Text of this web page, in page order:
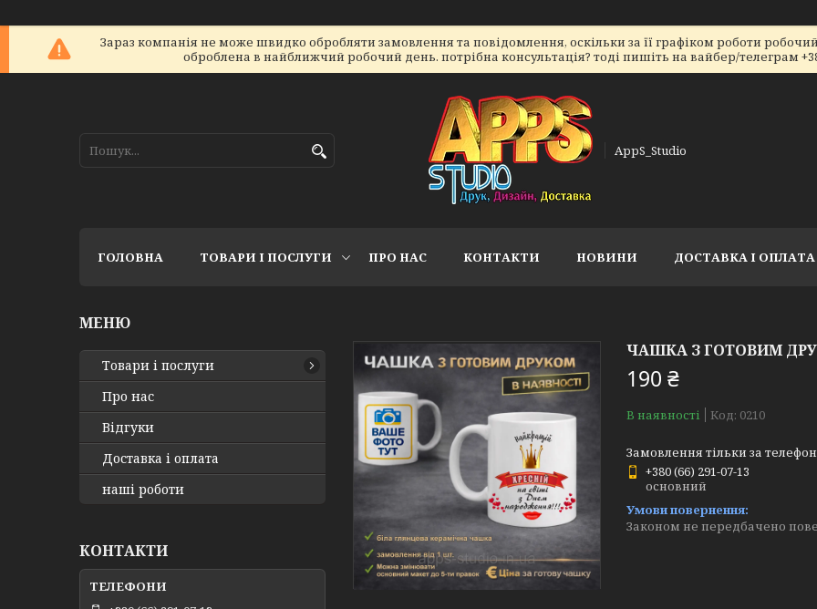
Зараз компанія не може швидко обробляти замовлення та повідомлення, оскільки за її графіком роботи
оброблена в найближчий робочий день. потрібна консультація? тоді пишіть на вайбер/телеграм
AppS_Studio
ГОЛОВНА ТОВАРИ І ПОСЛУГИ ПРО НАС КОНТАКТИ НОВИНИ ДОСТАВКА І ОПЛАТА
ЧАШКА З ГОТОВИМ
190 ₴
В наявності Код: 0210
Замовлення тільки за
+380 (66) 291-07-13
основний
Законом не передбачено
Товари і послуги
Про нас
Відгуки
Доставка і оплата
наші роботи
КОНТАКТИ